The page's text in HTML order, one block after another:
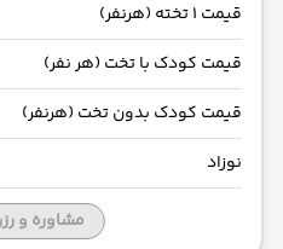
قیمت 1 تخته (هرنفر)
قیمت کودک با تخت (هر نفر)
قیمت کودک بدون تخت (هرنفر)
نوزاد
مشاوره و